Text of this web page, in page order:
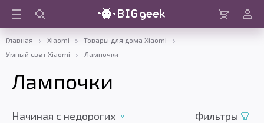
Войти
Главная Xiaomi
Товары для дома Xiaomi
Умный свет Xiaomi
Лампочки
Лампочки
Начиная с недорогих Фильтры